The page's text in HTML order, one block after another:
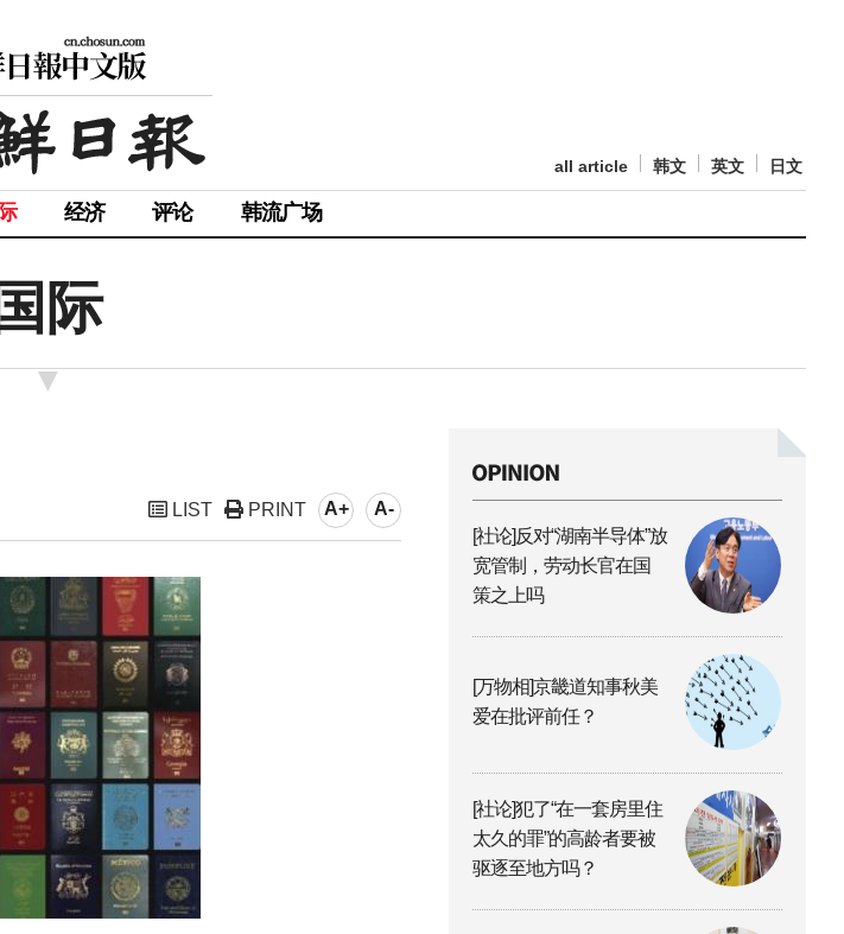
all article 韩文 英文 日文
经济 评论 韩流广场
国际
LIST PRINT A+ A-
[社论]反对“湖南半导体”放
宽管制，劳动长官在国
策之上吗
[万物相]京畿道知事秋美
爱在批评前任？
[社论]犯了“在一套房里住
太久的罪”的高龄者要被
驱逐至地方吗？